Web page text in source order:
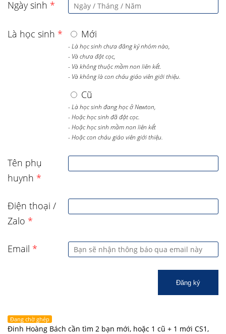
Ngày sinh *
Là học sinh * Mới
- Là học sinh chưa đăng ký nhóm nào,
- Và chưa đặt cọc,
- Và không thuộc mầm non liên kết.
- Và không là con cháu giáo viên giới thiệu.
Cũ
- Là học sinh đang học ở Newton,
- Hoặc học sinh đã đặt cọc.
- Hoặc học sinh mầm non liên kết
- Hoặc con cháu giáo viên giới thiệu.
Tên phụ
huynh *
Điện thoại /
Zalo *
Email *
Đăng ký
Đang chờ ghép
Đinh Hoàng Bách cần tìm 2 bạn mới, hoặc 1 cũ + 1 mới CS1,